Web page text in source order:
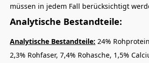
Hoher Fleischanteil von 29%
entspricht ca. 80% Frischfleisch
müssen in jedem Fall berücksichtigt
Analytische Bestandteile:
Analytische Bestandteile: 24%
2,3% Rohfaser, 7,4% Rohasche, 1,5%